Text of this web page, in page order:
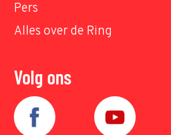
Pers
Alles over de Ring
Volg ons